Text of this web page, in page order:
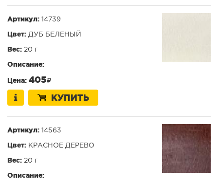
Артикул: 14739
Цвет: ДУБ БЕЛЕНЫЙ
Вес: 20 г
Описание:
Цена: 405
КУПИТЬ
Артикул: 14563
Цвет: КРАСНОЕ ДЕРЕВО
Вес: 20 г
Описание: